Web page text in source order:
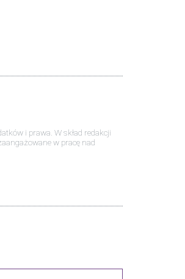
i prawa. W skład redakcji
w pracę nad